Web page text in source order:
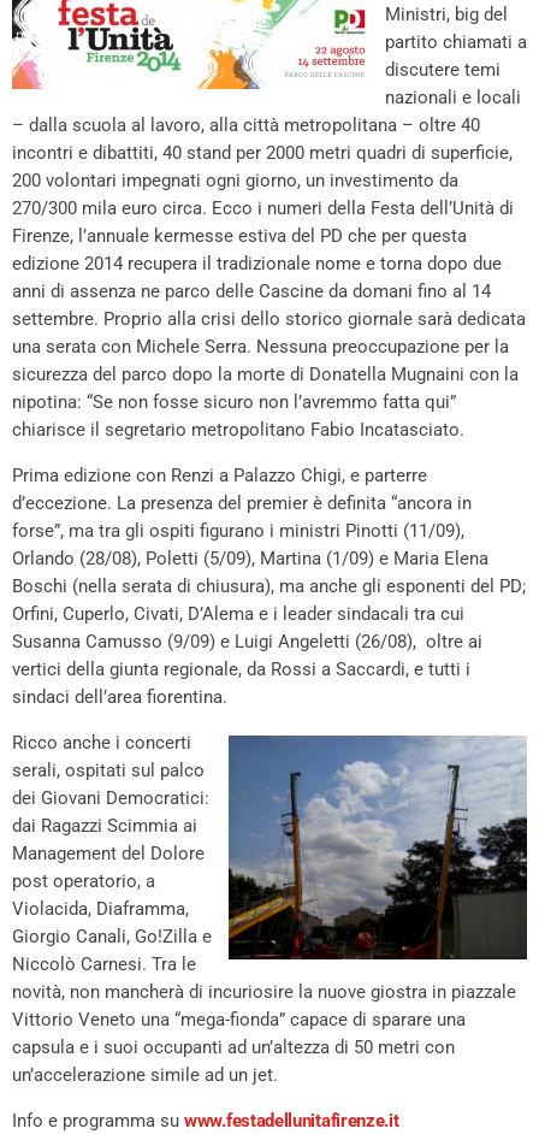
Ministri, big del
partito chiamati a
discutere temi
nazionali e locali
– dalla scuola al lavoro, alla città metropolitana – oltre 40
incontri e dibattiti, 40 stand per 2000 metri quadri di superficie,
200 volontari impegnati ogni giorno, un investimento da
270/300 mila euro circa. Ecco i numeri della Festa dell’Unità di
Firenze, l’annuale kermesse estiva del PD che per questa
edizione 2014 recupera il tradizionale nome e torna dopo due
anni di assenza ne parco delle Cascine da domani fino al 14
settembre. Proprio alla crisi dello storico giornale sarà dedicata
una serata con Michele Serra. Nessuna preoccupazione per la
sicurezza del parco dopo la morte di Donatella Mugnaini con la
nipotina: “Se non fosse sicuro non l’avremmo fatta qui”
chiarisce il segretario metropolitano Fabio Incatasciato.
Prima edizione con Renzi a Palazzo Chigi, e parterre
d’eccezione. La presenza del premier è definita “ancora in
forse”, ma tra gli ospiti figurano i ministri Pinotti (11/09),
Orlando (28/08), Poletti (5/09), Martina (1/09) e Maria Elena
Boschi (nella serata di chiusura), ma anche gli esponenti del PD;
Orfini, Cuperlo, Civati, D’Alema e i leader sindacali tra cui
Susanna Camusso (9/09) e Luigi Angeletti (26/08), oltre ai
vertici della giunta regionale, da Rossi a Saccardi, e tutti i
sindaci dell’area fiorentina.
Ricco anche i concerti
serali, ospitati sul palco
dei Giovani Democratici:
dai Ragazzi Scimmia ai
Management del Dolore
post operatorio, a
Violacida, Diaframma,
Giorgio Canali, Go!Zilla e
Niccolò Carnesi. Tra le
novità, non mancherà di incuriosire la nuove giostra in piazzale
Vittorio Veneto una “mega-fionda” capace di sparare una
capsula e i suoi occupanti ad un’altezza di 50 metri con
un’accelerazione simile ad un jet.
Info e programma su www.festadellunitafirenze.it